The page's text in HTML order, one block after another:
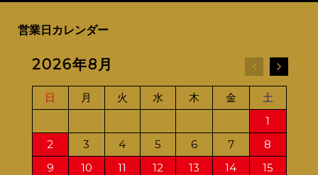
営業日カレンダー
2026年8月
日 月 火 水 木 金
土
1
2
3 4 5 6 7
8
9
10 11 12 13 14
15